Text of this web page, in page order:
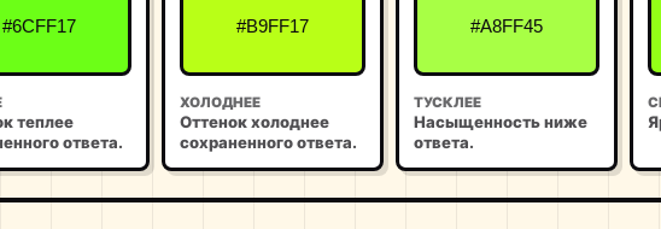
#6CFF17
теплее
ответа.
#B9FF17
ХОЛОДНЕЕ
Оттенок холоднее
сохраненного ответа.
#A8FF45
ТУСКЛЕЕ
Насыщенность ниже
ответа.